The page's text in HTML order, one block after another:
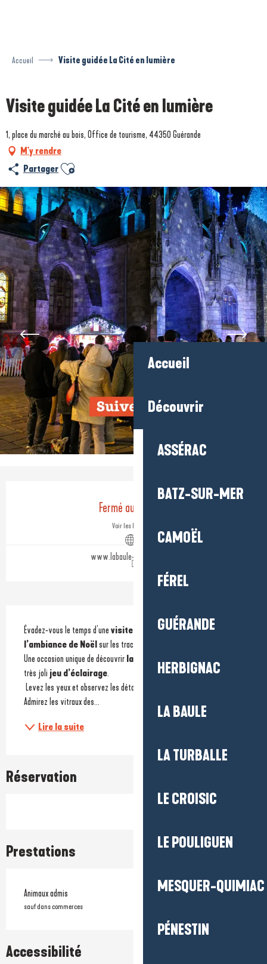
Accueil
Découvrir
ASSÉRAC
BATZ-SUR-MER
CAMOËL
FÉREL
GUÉRANDE
HERBIGNAC
LA BAULE
LA TURBALLE
LE CROISIC
LE POULIGUEN
MESQUER-QUIMIAC
PÉNESTIN
Accueil Visite guidée La Cité en lumière
Visite guidée La Cité en lumière
1, place du marché au bois, Office de tourisme, 44350 Guérande
M'y rendre
Partager Ajouter aux favoris
Ouverture et coordonnées
Fermé aujourd'hui
Voir les horaires
www.labaule-guerande.com
Description
Évadez-vous le temps d’une visite guidée pour un voyage dans
l’ambiance de Noël sur les traces du
Une occasion unique de découvrir la cité mise en lumière
très joli jeu d’éclairage.
Levez les yeux et observez les détails de la
Admirez les vitraux des...
Lire la suite
Réservation
Prestations
Animaux admis
sauf dans commerces
Accessibilité